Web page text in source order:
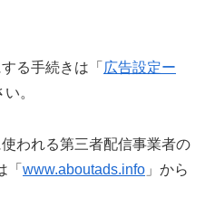
る手続きは「 広告設定ー
。
われる第三者配信事業者の
「 www.aboutads.info 」から